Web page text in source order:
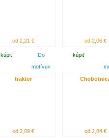
od 2,21 €
kúpiť
Do
motívu»
od 2,06 €
kúpiť
traktor
od 2,09 € od 2,84 €